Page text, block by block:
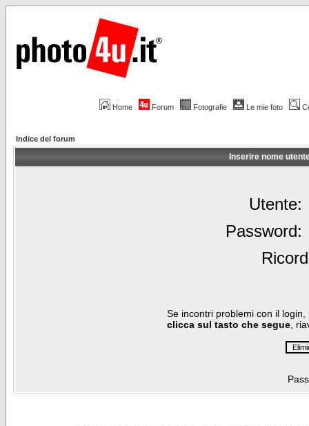
Home Forum Fotografie Le mie foto
Indice del forum
Inserire nome
Utente:
Password:
Se incontri problemi con il
clicca sul tasto che segue ,